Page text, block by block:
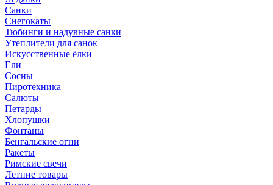
Санки
Снегокаты
Тюбинги и надувные санки
Утеплители для санок
Искусственные ёлки
Ели
Сосны
Пиротехника
Салюты
Петарды
Хлопушки
Фонтаны
Бенгальские огни
Ракеты
Римские свечи
Летние товары